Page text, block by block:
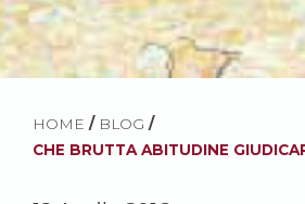
HOME / BLOG /
CHE BRUTTA ABITUDINE